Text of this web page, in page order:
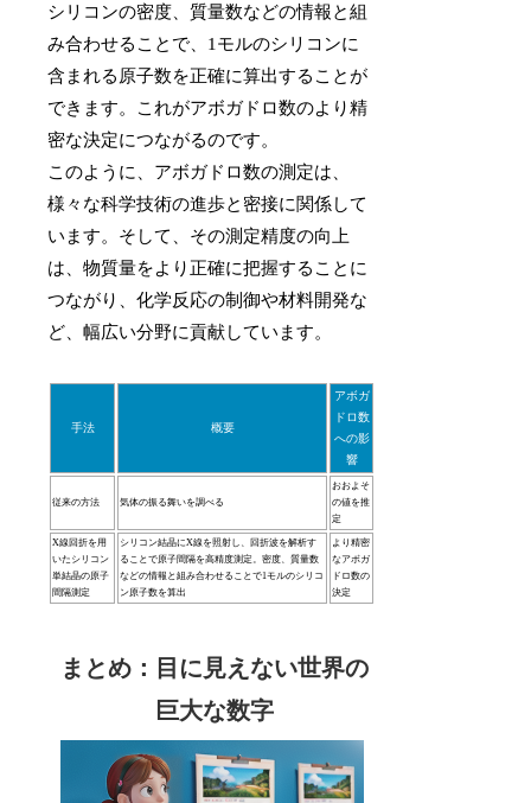
シリコンの密度、質量数などの情報と組
み合わせることで、1モルのシリコンに
含まれる原子数を正確に算出することが
できます。これがアボガドロ数のより精
密な決定につながるのです。
このように、アボガドロ数の測定は、
様々な科学技術の進歩と密接に関係して
います。そして、その測定精度の向上
は、物質量をより正確に把握することに
つながり、化学反応の制御や材料開発な
ど、幅広い分野に貢献しています。
手法 概要
アボガ
ドロ数
への影
響
従来の方法 気体の振る舞いを調べる
おおよそ
の値を推
定
X線回折を用
いたシリコン
単結晶の原子
間隔測定
シリコン結晶にX線を照射し、回折波を解析す
ることで原子間隔を高精度測定。密度、質量数
などの情報と組み合わせることで1モルのシリコ
ン原子数を算出
より精密
なアボガ
ドロ数の
決定
まとめ：目に見えない世界の
巨大な数字